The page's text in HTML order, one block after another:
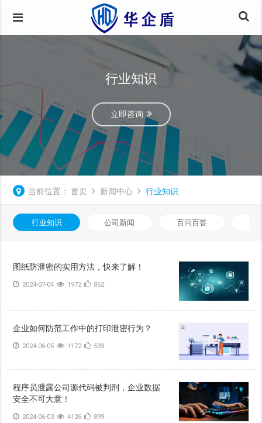
行业知识
立即咨询
当前位置： 首页 新闻中心 行业知识
行业知识 公司新闻 百问百答
图纸防泄密的实用方法，快来了解！
2024-07-04 1972 862
企业如何防范工作中的打印泄密行为？
2024-06-05 1172 593
程序员泄露公司源代码被判刑，企业数据
安全不可大意！
2024-06-03 4126 899